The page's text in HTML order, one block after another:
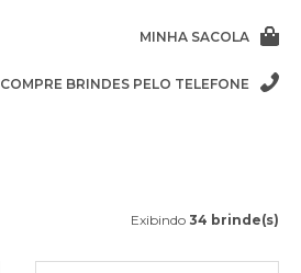
MINHA SACOLA
COMPRE BRINDES PELO TELEFONE
Exibindo 34 brinde(s)